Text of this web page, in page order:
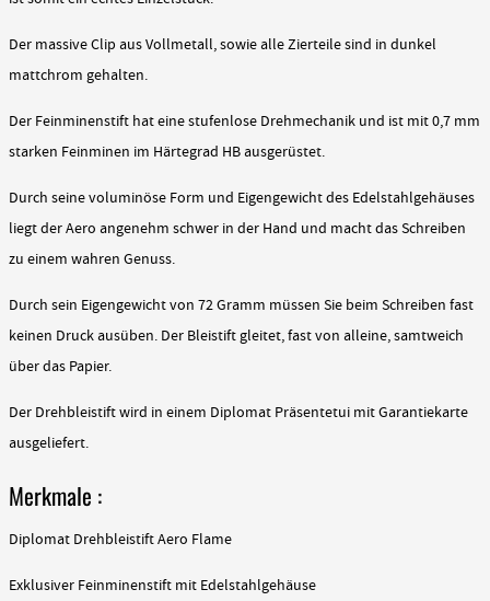
Der massive Clip aus Vollmetall, sowie alle Zierteile sind in dunkel
mattchrom gehalten.
Der Feinminenstift hat eine stufenlose Drehmechanik und ist mit 0,7 mm
starken Feinminen im Härtegrad HB ausgerüstet.
Durch seine voluminöse Form und Eigengewicht des Edelstahlgehäuses
liegt der Aero angenehm schwer in der Hand und macht das Schreiben
zu einem wahren Genuss.
Durch sein Eigengewicht von 72 Gramm müssen Sie beim Schreiben fast
keinen Druck ausüben. Der Bleistift gleitet, fast von alleine, samtweich
über das Papier.
Der Drehbleistift wird in einem Diplomat Präsentetui mit Garantiekarte
ausgeliefert.
Merkmale :
Diplomat Drehbleistift Aero Flame
Exklusiver Feinminenstift mit Edelstahlgehäuse